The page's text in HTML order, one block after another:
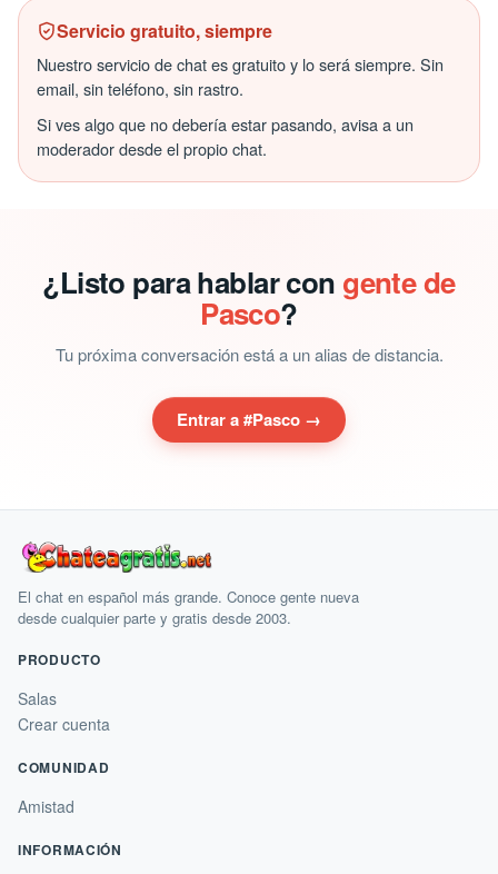
Servicio gratuito, siempre
Nuestro servicio de chat es gratuito y lo será siempre. Sin
email, sin teléfono, sin rastro.
Si ves algo que no debería estar pasando, avisa a un
moderador desde el propio chat.
¿Listo para hablar con gente de
Pasco?
Tu próxima conversación está a un alias de distancia.
Entrar a #Pasco →
El chat en español más grande. Conoce gente nueva
desde cualquier parte y gratis desde 2003.
PRODUCTO
Salas
Crear cuenta
COMUNIDAD
Amistad
INFORMACIÓN